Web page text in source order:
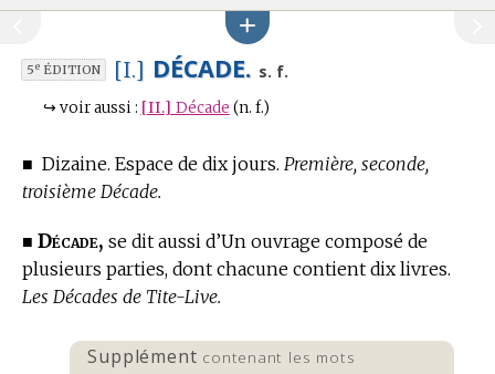
5eÉDITION [I.] DÉCADE. s. f.
↪ voir aussi : [II.] Décade (n. f.)
■ Dizaine. Espace de dix jours. Première, seconde,
troisième Décade.
■ Décade, se dit aussi d’Un ouvrage composé de
plusieurs parties, dont chacune contient dix livres.
Les Décades de Tite-Live.
Supplément contenant les mots